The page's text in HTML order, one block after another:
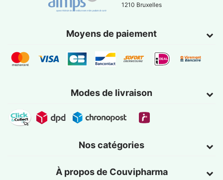
1210 Bruxelles
Moyens de paiement
Modes de livraison
Nos catégories
À propos de Couvipharma